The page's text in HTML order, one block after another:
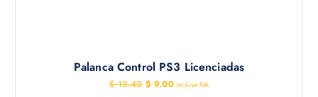
Palanca Control PS3 Licenciadas
$12.42 E
$ 9.00EIncluye IVA